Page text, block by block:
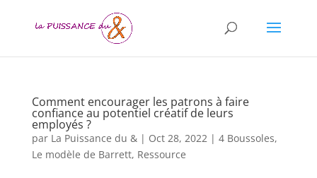
Comment encourager les patrons à faire
confiance au potentiel créatif de leurs
employés ?
par La Puissance du &| Oct 28, 2022| 4 Boussoles,
Le modèle de Barrett, Ressource